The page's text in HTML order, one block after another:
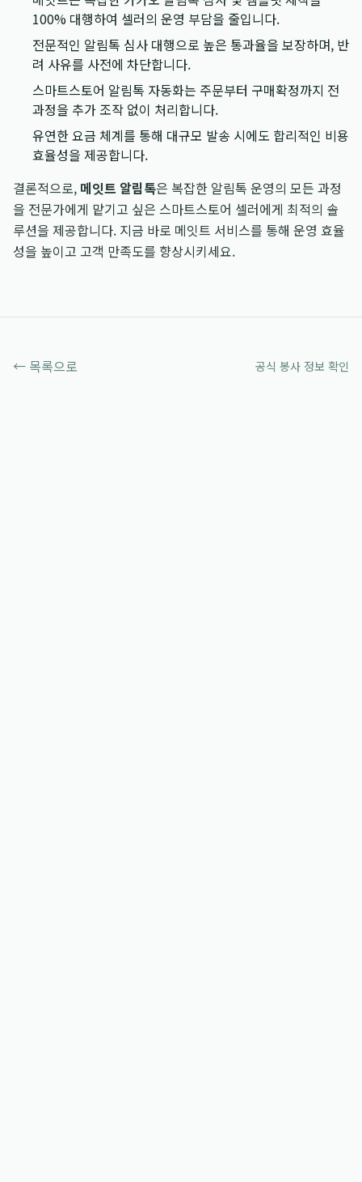
100% 대행하여 셀러의 운영 부담을 줄입니다.
전문적인 알림톡 심사 대행으로 높은 통과율을 보장하며, 반
려 사유를 사전에 차단합니다.
스마트스토어 알림톡 자동화는 주문부터 구매확정까지 전
과정을 추가 조작 없이 처리합니다.
유연한 요금 체계를 통해 대규모 발송 시에도 합리적인 비용
효율성을 제공합니다.
결론적으로, 메잇트 알림톡은 복잡한 알림톡 운영의 모든 과정
을 전문가에게 맡기고 싶은 스마트스토어 셀러에게 최적의 솔
루션을 제공합니다. 지금 바로 메잇트 서비스를 통해 운영 효율
성을 높이고 고객 만족도를 향상시키세요.
← 목록으로 공식 봉사 정보 확인